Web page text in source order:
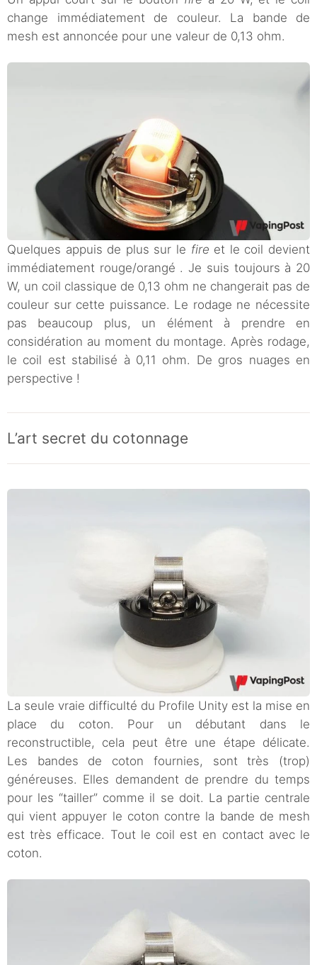
change immédiatement de couleur. La bande de
mesh est annoncée pour une valeur de 0,13 ohm.
Quelques appuis de plus sur le fire et le coil devient
immédiatement rouge/orangé . Je suis toujours à 20
W, un coil classique de 0,13 ohm ne changerait pas de
couleur sur cette puissance. Le rodage ne nécessite
pas beaucoup plus, un élément à prendre en
considération au moment du montage. Après rodage,
le coil est stabilisé à 0,11 ohm. De gros nuages en
perspective !
L’art secret du cotonnage
La seule vraie difficulté du Profile Unity est la mise en
place du coton. Pour un débutant dans le
reconstructible, cela peut être une étape délicate.
Les bandes de coton fournies, sont très (trop)
généreuses. Elles demandent de prendre du temps
pour les “tailler” comme il se doit. La partie centrale
qui vient appuyer le coton contre la bande de mesh
est très efficace. Tout le coil est en contact avec le
coton.